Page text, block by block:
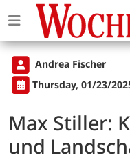
Andrea Fischer
Thursday, 01/23/
Max Stiller:
und